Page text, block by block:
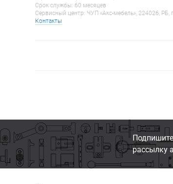
Срок службы: 60 месяцев
Сервисный центр: ЧУП «Акс-мебель», 224026, РБ,
Контакты
рассылку